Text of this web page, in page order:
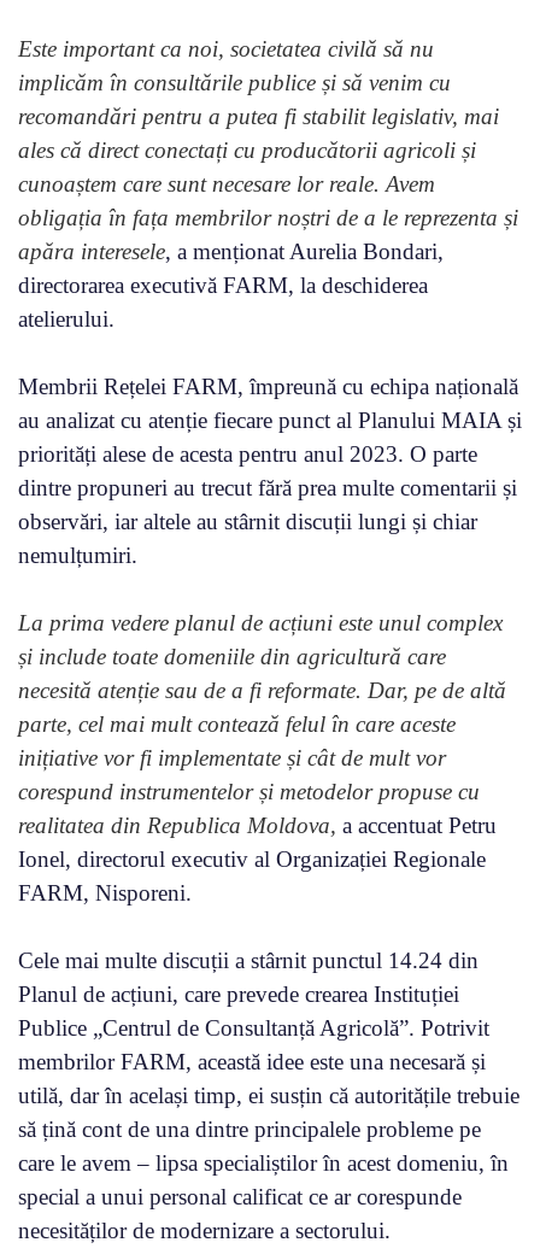
Este important ca noi, societatea civilă să nu
implicăm în consultările publice și să venim cu
recomandări pentru a putea fi stabilit legislativ, mai
ales că direct conectați cu producătorii agricoli și
cunoaștem care sunt necesare lor reale. Avem
obligația în fața membrilor noștri de a le reprezenta și
apăra interesele, a menționat Aurelia Bondari,
directorarea executivă FARM, la deschiderea
atelierului.
Membrii Rețelei FARM, împreună cu echipa națională
au analizat cu atenție fiecare punct al Planului MAIA și
priorități alese de acesta pentru anul 2023. O parte
dintre propuneri au trecut fără prea multe comentarii și
observări, iar altele au stârnit discuții lungi și chiar
nemulțumiri.
La prima vedere planul de acțiuni este unul complex
și include toate domeniile din agricultură care
necesită atenție sau de a fi reformate. Dar, pe de altă
parte, cel mai mult contează felul în care aceste
inițiative vor fi implementate și cât de mult vor
corespund instrumentelor și metodelor propuse cu
realitatea din Republica Moldova, a accentuat Petru
Ionel, directorul executiv al Organizației Regionale
FARM, Nisporeni.
Cele mai multe discuții a stârnit punctul 14.24 din
Planul de acțiuni, care prevede crearea Instituției
Publice „Centrul de Consultanță Agricolă”. Potrivit
membrilor FARM, această idee este una necesară și
utilă, dar în același timp, ei susțin că autoritățile trebuie
să țină cont de una dintre principalele probleme pe
care le avem – lipsa specialiștilor în acest domeniu, în
special a unui personal calificat ce ar corespunde
necesităților de modernizare a sectorului.